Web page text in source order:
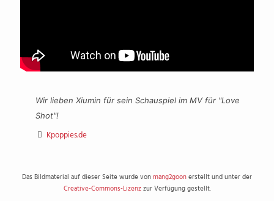
Wir lieben Xiumin für sein Schauspiel im MV für "Love
Shot"!
Kpoppies.de
Das Bildmaterial auf dieser Seite wurde vonmang2goonerstellt und unter der
Creative-Commons-Lizenzzur Verfügung gestellt.